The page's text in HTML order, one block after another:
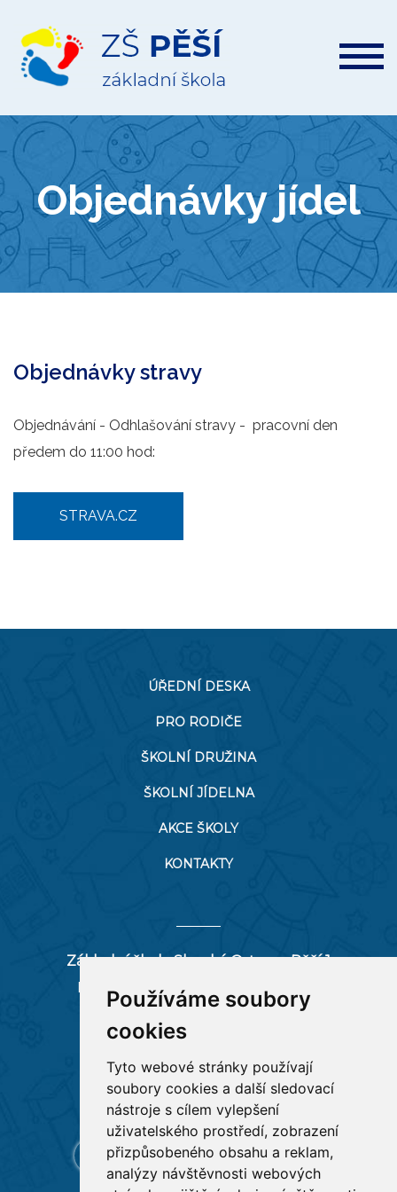
Používáme soubory
cookies
Tyto webové stránky používají
soubory cookies a další sledovací
nástroje s cílem vylepšení
uživatelského prostředí, zobrazení
přizpůsobeného obsahu a reklam,
analýzy návštěvnosti webových
ZŠ
Pěší
Objednávky jídel
Objednávky stravy
Objednávání - Odhlašování stravy - pracovní den
předem do 11:00 hod:
STRAVA.CZ
ÚŘEDNÍ DESKA
PRO RODIČE
ŠKOLNÍ DRUŽINA
ŠKOLNÍ JÍDELNA
AKCE ŠKOLY
KONTAKTY
Základní škola Slezská Ostrava, Pěší 1
Pěší 66/1, 712 00 Ostrava-Muglinov
tel:596 244 880
RYCHLÉ ODKAZY